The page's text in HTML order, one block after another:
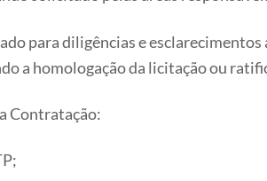
para diligências e
a homologação da licitação ou
Contratação: